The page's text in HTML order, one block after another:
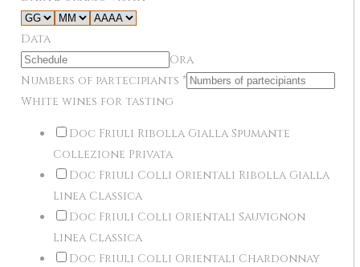
Data
Ora
Numbers of partecipiants *
White wines for tasting
Doc Friuli Ribolla Gialla Spumante
Collezione Privata
Doc Friuli Colli Orientali Ribolla Gialla
Linea Classica
Doc Friuli Colli Orientali Sauvignon
Linea Classica
Doc Friuli Colli Orientali Chardonnay